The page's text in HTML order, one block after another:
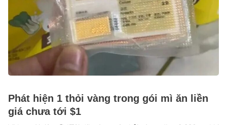
Phát hiện 1 thỏi vàng trong gói mì ăn liền
giá chưa tới $1